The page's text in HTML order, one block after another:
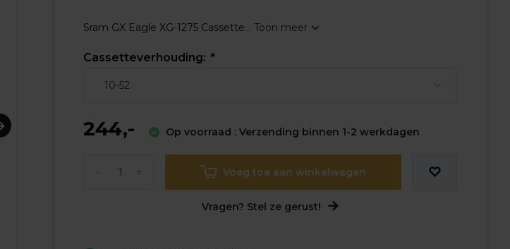
Sram GX Eagle XG-1275 Cassette... Toon meer
Cassetteverhouding: *
244,- Op voorraad : Verzending binnen 1-2 werkdagen
Voeg toe aan winkelwagen
Vragen? Stel ze gerust!